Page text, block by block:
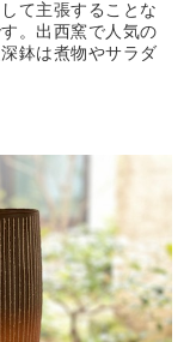
て主張することな
。出西窯で人気の
鉢は煮物やサラダ